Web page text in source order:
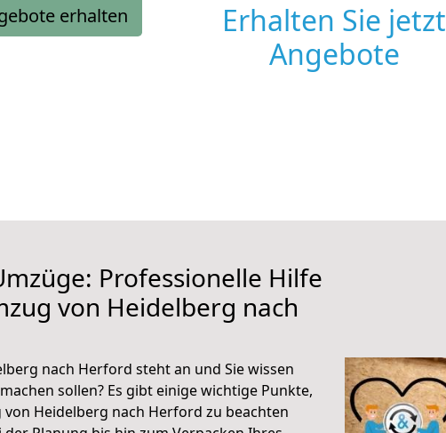
erhalten
Erhalten Sie jetzt
Angebote
Professionelle Hilfe
von Heidelberg nach
nach Herford steht an und Sie wissen
sollen? Es gibt einige wichtige Punkte,
Heidelberg nach Herford zu beachten